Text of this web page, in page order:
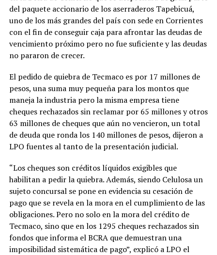
del paquete accionario de los aserraderos Tapebicuá,
uno de los más grandes del país con sede en Corrientes
con el fin de conseguir caja para afrontar las deudas de
vencimiento próximo pero no fue suficiente y las deudas
no pararon de crecer.
El pedido de quiebra de Tecmaco es por 17 millones de
pesos, una suma muy pequeña para los montos que
maneja la industria pero la misma empresa tiene
cheques rechazados sin reclamar por 65 millones y otros
63 millones de cheques que aún no vencieron, un total
de deuda que ronda los 140 millones de pesos, dijeron a
LPO fuentes al tanto de la presentación judicial.
“Los cheques son créditos líquidos exigibles que
habilitan a pedir la quiebra. Además, siendo Celulosa un
sujeto concursal se pone en evidencia su cesación de
pago que se revela en la mora en el cumplimiento de las
obligaciones. Pero no solo en la mora del crédito de
Tecmaco, sino que en los 1295 cheques rechazados sin
fondos que informa el BCRA que demuestran una
imposibilidad sistemática de pago”, explicó a LPO el